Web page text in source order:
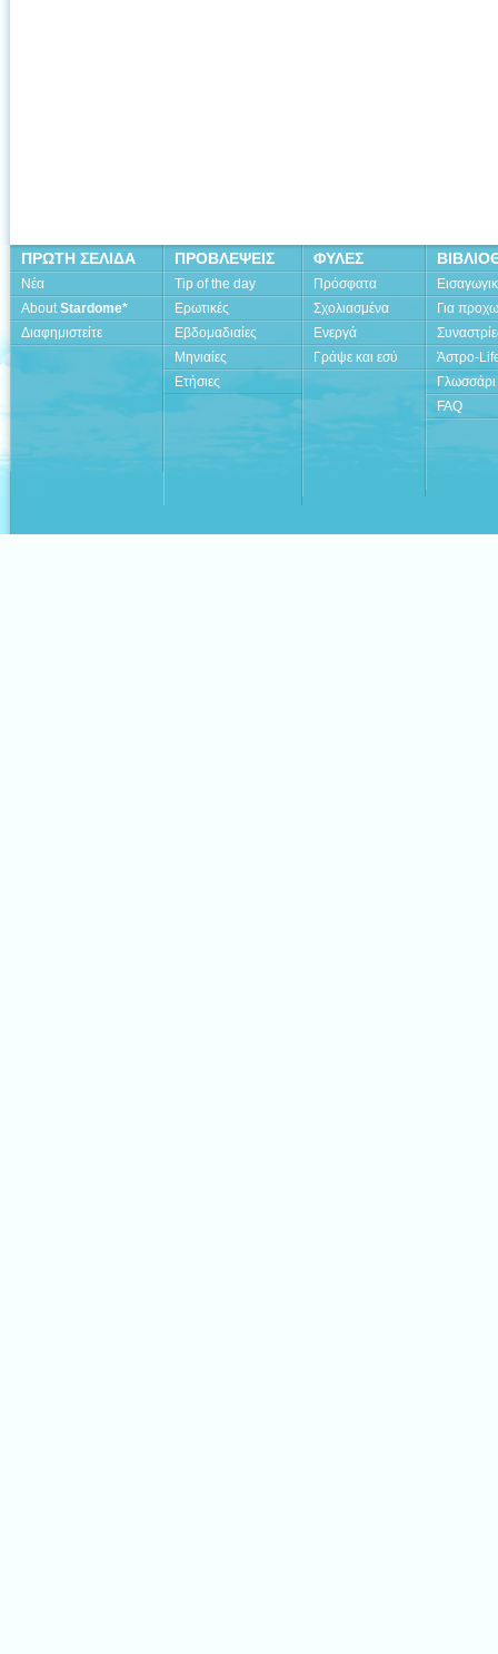
ΠΡΩΤΗ ΣΕΛΙΔΑ
Νέα
AboutStardome*
Διαφημιστείτε
ΠΡΟΒΛΕΨΕΙΣ
Tip of the day
Ερωτικές
Εβδομαδιαίες
Μηνιαίες
Ετήσιες
ΦΥΛΕΣ
Πρόσφατα
Σχολιασμένα
Ενεργά
Γράψε και εσύ
Για
Άστρο-
Γλωσσάρι
FAQ